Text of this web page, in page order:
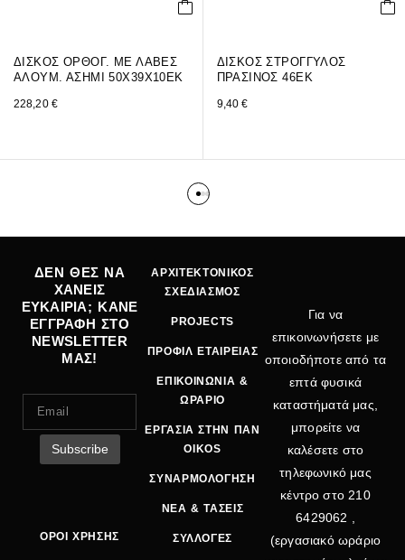
ΔΙΣΚΟΣ ΟΡΘΟΓ. ΜΕ ΛΑΒΕΣ
ΑΛΟΥΜ. ΑΣΗΜΙ 50Χ39Χ10ΕΚ
228,20 €
ΔΙΣΚΟΣ ΣΤΡΟΓΓΥΛΟΣ
ΠΡΑΣΙΝΟΣ 46ΕΚ
9,40€
ΔΕΝ ΘΕΣ ΝΑ
ΧΑΝΕΙΣ
ΕΥΚΑΙΡΙΑ; ΚΑΝΕ
ΕΓΓΡΑΦΗ ΣΤΟ
NEWSLETTER
ΜΑΣ!
ΟΡΟΙ ΧΡΗΣΗΣ
ΑΡΧΙΤΕΚΤΟΝΙΚΟΣ
ΣΧΕΔΙΑΣΜΟΣ
PROJECTS
ΠΡΟΦΙΛ ΕΤΑΙΡΕΙΑΣ
ΕΠΙΚΟΙΝΩΝΙΑ &
ΩΡΑΡΙΟ
ΕΡΓΑΣΙΑ ΣΤΗΝ ΠΑΝ
OIKOS
ΣΥΝΑΡΜΟΛΟΓΗΣΗ
ΝΕΑ & ΤΑΣΕΙΣ
ΣΥΛΛΟΓΕΣ
Για να
επικοινωνήσετε με
οποιοδήποτε από τα
επτά φυσικά
καταστήματά μας,
μπορείτε να
καλέσετε στο
τηλεφωνικό μας
κέντρο στο 210
6429062
(εργασιακό ωράριο